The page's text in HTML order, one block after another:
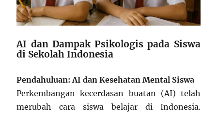
AI dan Dampak Psikologis pada Siswa
di Sekolah Indonesia
Pendahuluan: AI dan Kesehatan Mental Siswa
Perkembangan kecerdasan buatan (AI) telah
merubah cara siswa belajar di Indonesia.